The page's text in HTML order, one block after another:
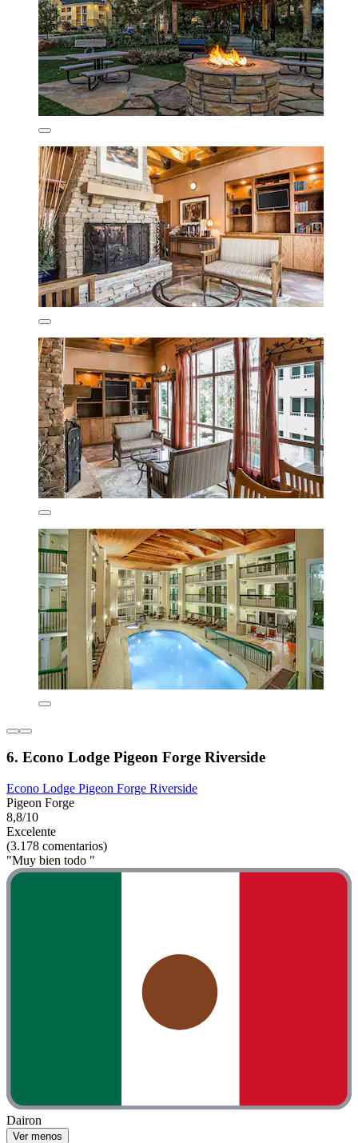
6. Econo Lodge Pigeon Forge Riverside
Econo Lodge Pigeon Forge Riverside
Pigeon Forge
8,8/10
Excelente
(3.178 comentarios)
"Muy bien todo "
Dairon
Ver menos